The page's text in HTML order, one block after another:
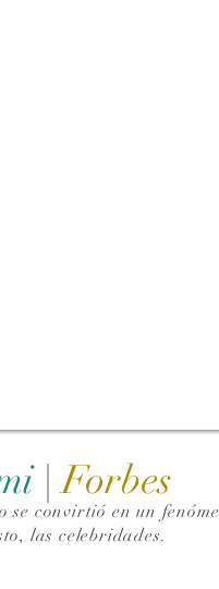
|Forbes
se convirtió en un
las celebridades.